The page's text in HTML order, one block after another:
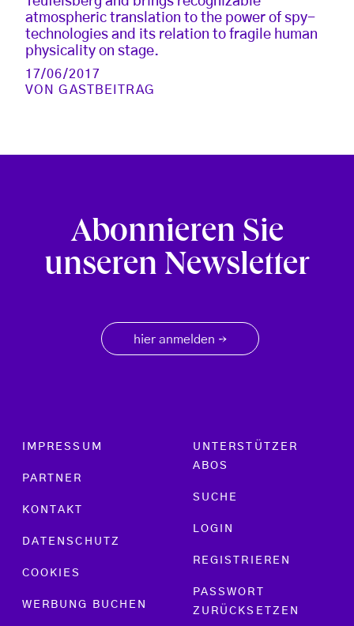
atmospheric translation to the power of spy-
technologies and its relation to fragile human
physicality on stage.
17/06/2017
VONGASTBEITRAG
Abonnieren Sie
unseren Newsletter
hier anmelden →
Footer menu
IMPRESSUM
PARTNER
KONTAKT
DATENSCHUTZ
COOKIES
WERBUNG BUCHEN
UNTERSTÜTZER
ABOS
SUCHE
LOGIN
REGISTRIEREN
PASSWORT
ZURÜCKSETZEN